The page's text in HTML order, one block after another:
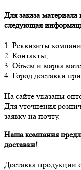
Для заказа
следующая
1. Реквизиты
2. Контакты;
3. Объем и марка
4. Город доставки
На сайте указаны
Для уточнения
заявку на почту.
Наша компания
доставки!
Доставка продукции